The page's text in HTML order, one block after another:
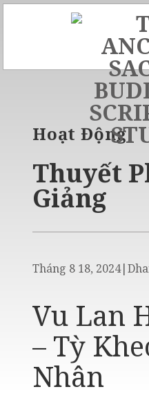
Skip
Hoạt Động
Thuyết
Giảng
Tháng 8 18, 2024|
Vu Lan
– Tỳ
Nhân